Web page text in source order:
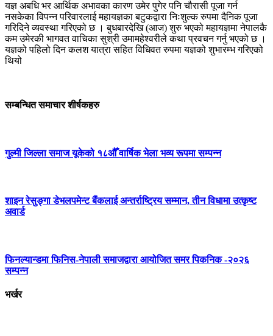
यज्ञ अबधि भर आर्थिक अभावका कारण उमेर पुगेर पनि चौरासी पूजा गर्न
नसकेका विपन्न परिवारलाई महायज्ञका बटुकद्वारा निःशुल्क रुपमा दैनिक पूजा
गरिदिने व्यवस्था गरिएको छ । बुधबारदेखि (आज) शुरु भएको महायज्ञमा नेपालकै
कम उमेरकी भागवत वाचिका सुश्री उमामहेश्वरीले कथा प्रवचन गर्नु भएको छ ।
यज्ञको पहिलो दिन कलश यात्रा सहित विधिवत रुपमा यज्ञको शुभारम्भ गरिएको
थियो
सम्बन्धित समाचार शीर्षकहरु
गुल्मी जिल्ला समाज यूकेको १८औँ वार्षिक भेला भव्य रूपमा सम्पन्न
शाइन रेसुङ्गा डेभलपमेन्ट बैंकलाई अन्तर्राष्ट्रिय सम्मान, तीन विधामा उत्कृष्ट
अवार्ड
फिनल्यान्डमा फिनिस-नेपाली समाजद्वारा आयोजित समर पिकनिक -२०२६
सम्पन्न
भर्खर